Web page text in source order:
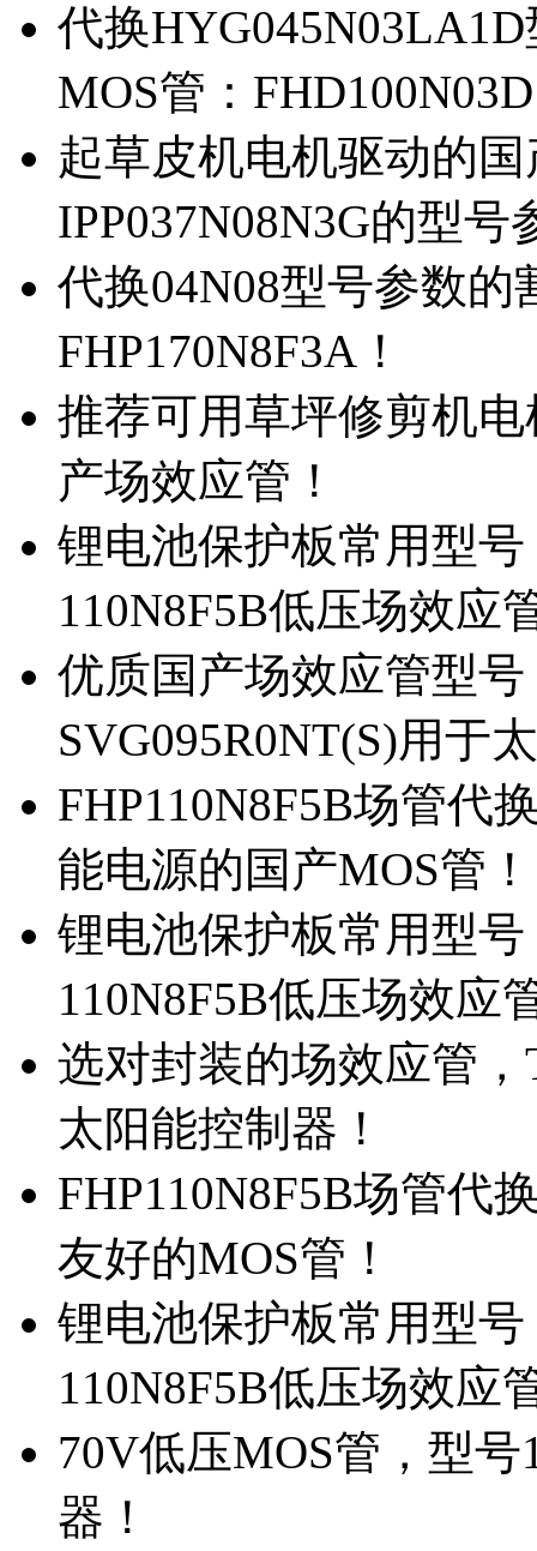
代换
MOS管：
起草皮机电机驱动的
IPP037N08N3G的型号
代换04N08型号参数
FHP170N8F3A！
推荐可用草坪修剪机电
产场效应管！
锂电池保护板常用型号
110N8F5B低压场效应
优质国产场效应管型
SVG095R0NT(S)用于
FHP110N8F5B场管代
能电源的国产MOS管！
锂电池保护板常用型
110N8F5B低压场效应
选对封装的场效应管
太阳能控制器！
FHP110N8F5B场管代
友好的MOS管！
锂电池保护板常用型
110N8F5B低压场效应
70V低压MOS管，型
器！